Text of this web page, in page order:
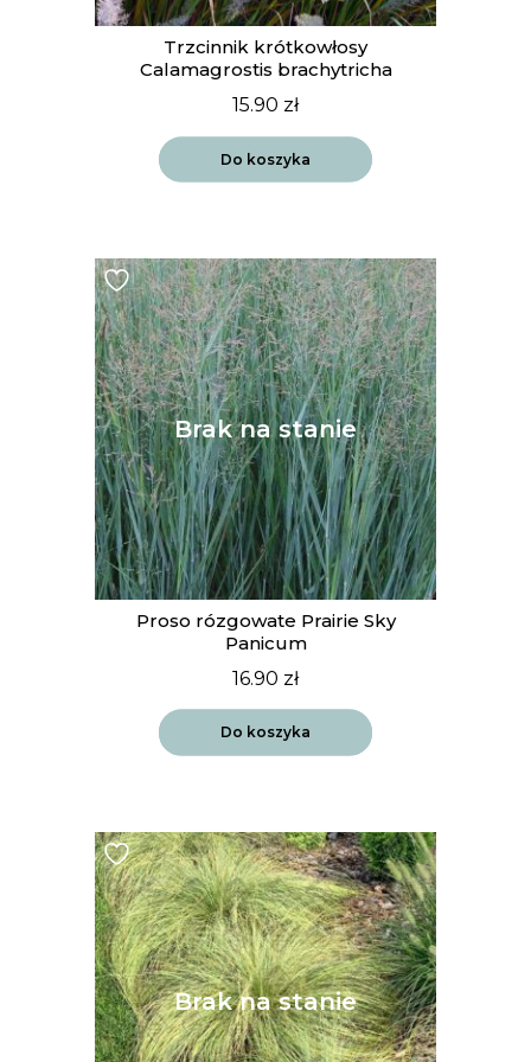
Trzcinnik krótkowłosy
Calamagrostis brachytricha
15.90 zł
Do koszyka
Proso rózgowate Prairie Sky
Panicum
16.90 zł
Do koszyka